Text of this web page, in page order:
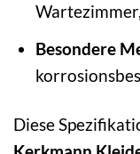
Wartezimmer,
Besondere
Diese